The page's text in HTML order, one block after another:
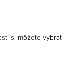
si môžete vybrať